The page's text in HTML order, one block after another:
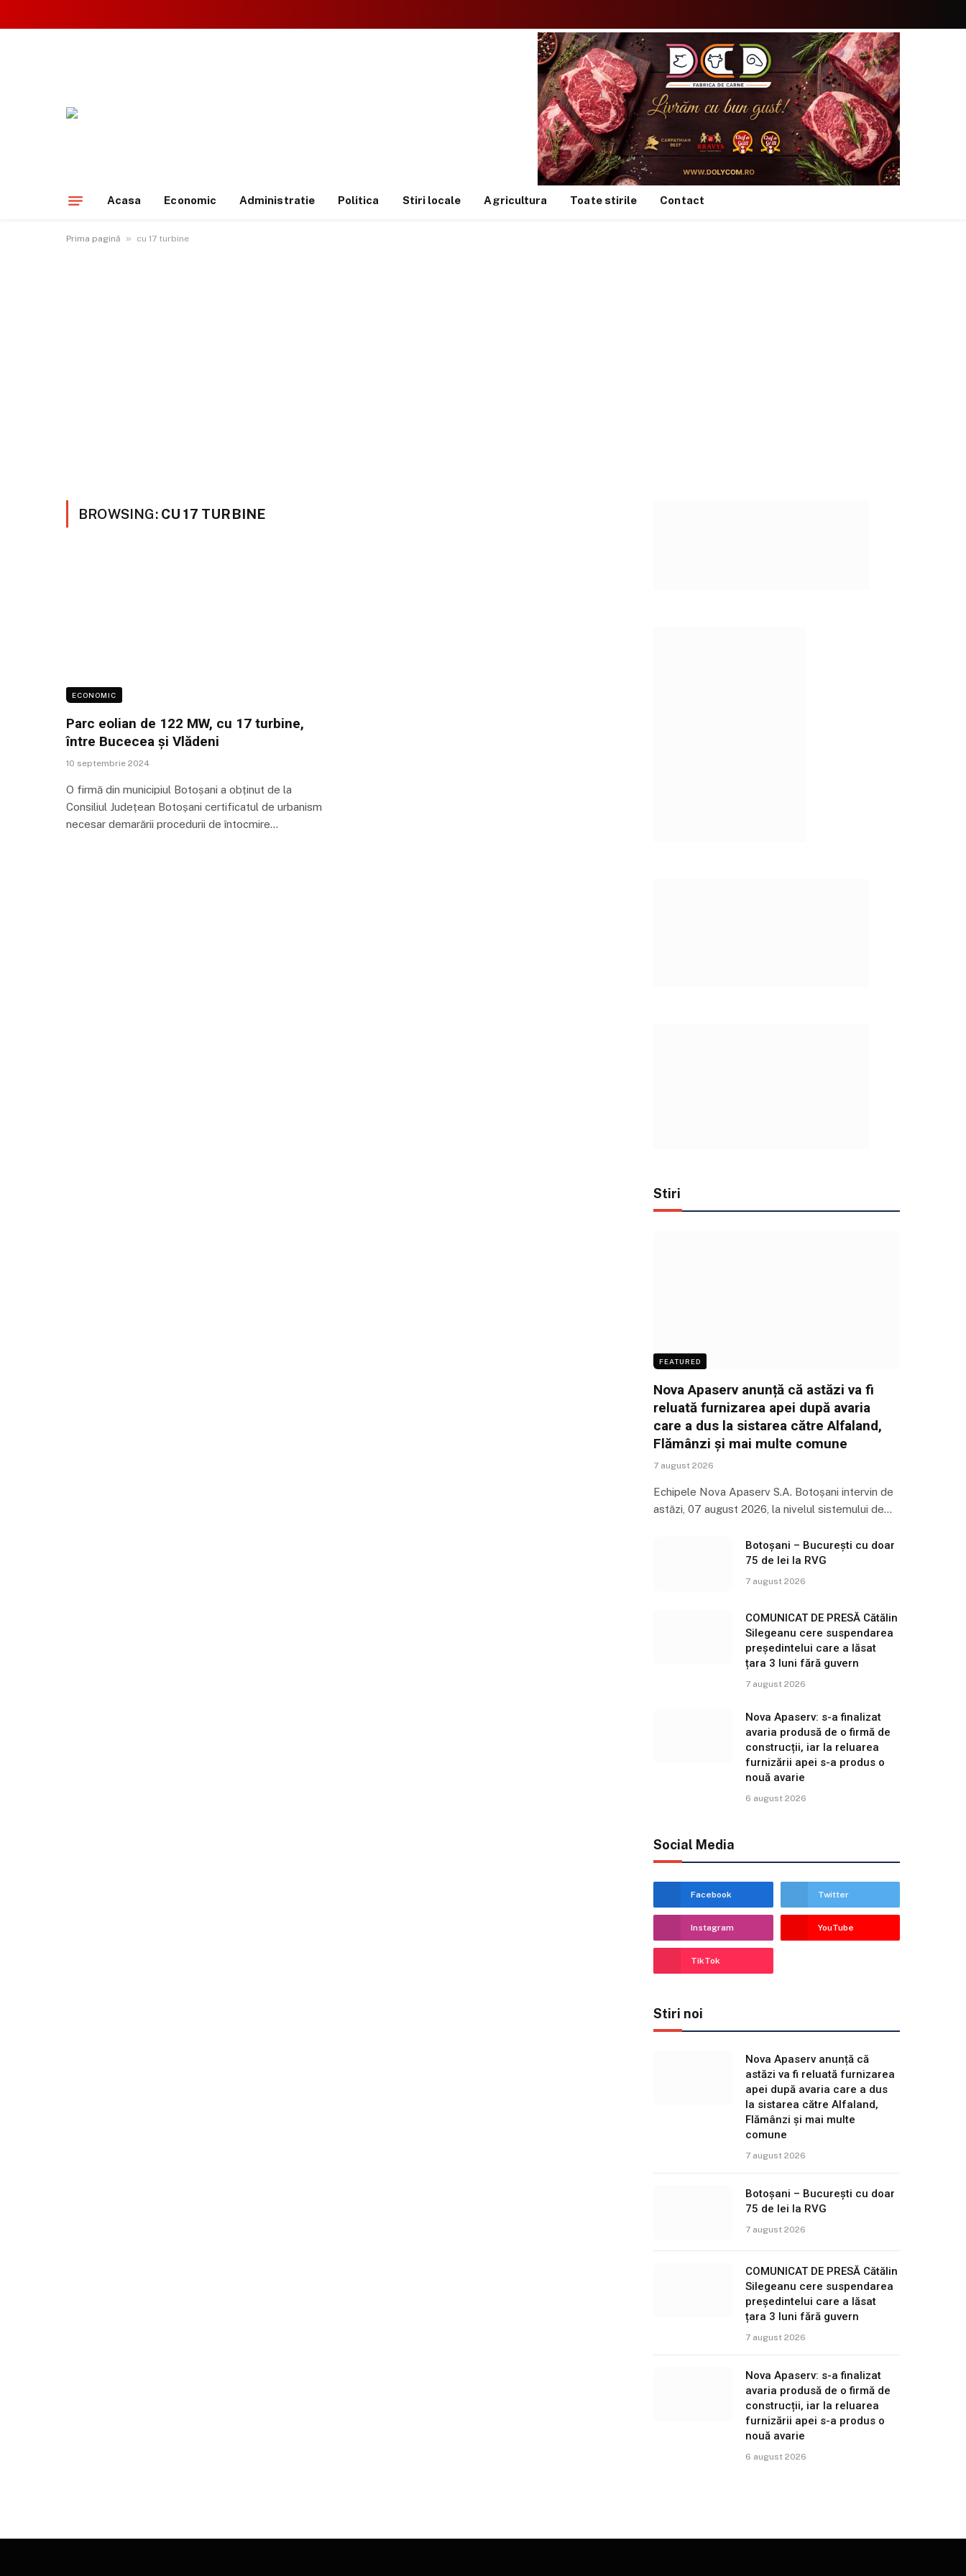
(Twitter)
Acasa Economic Administratie Politica Stiri locale Agricultura Toate stirile Contact
Prima pagină » cu 17 turbine
BROWSING: CU 17 TURBINE
ECONOMIC
Parc eolian de 122 MW, cu 17 turbine,
între Bucecea și Vlădeni
10 septembrie 2024
O firmă din municipiul Botoșani a obținut de la
Consiliul Județean Botoșani certificatul de urbanism
necesar demarării procedurii de întocmire…
Stiri
FEATURED
Nova Apaserv anunță că astăzi va fi
reluată furnizarea apei după avaria
care a dus la sistarea către Alfaland,
Flămânzi și mai multe comune
7 august 2026
Echipele Nova Apaserv S.A. Botoșani intervin de
astăzi, 07 august 2026, la nivelul sistemului de…
Botoșani – București cu doar
75 de lei la RVG
7 august 2026
COMUNICAT DE PRESĂ Cătălin
Silegeanu cere suspendarea
președintelui care a lăsat
țara 3 luni fără guvern
7 august 2026
Nova Apaserv: s-a finalizat
avaria produsă de o firmă de
construcții, iar la reluarea
furnizării apei s-a produs o
nouă avarie
6 august 2026
Social Media
Facebook Twitter
Instagram YouTube
TikTok
Stiri noi
Nova Apaserv anunță că
astăzi va fi reluată furnizarea
apei după avaria care a dus
la sistarea către Alfaland,
Flămânzi și mai multe
comune
7 august 2026
Botoșani – București cu doar
75 de lei la RVG
7 august 2026
COMUNICAT DE PRESĂ Cătălin
Silegeanu cere suspendarea
președintelui care a lăsat
țara 3 luni fără guvern
7 august 2026
Nova Apaserv: s-a finalizat
avaria produsă de o firmă de
construcții, iar la reluarea
furnizării apei s-a produs o
nouă avarie
6 august 2026